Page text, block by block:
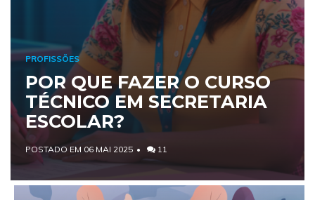
PROFISSÕES
POR QUE FAZER O CURSO
TÉCNICO EM SECRETARIA
ESCOLAR?
POSTADO EM 06 MAI 2025 11